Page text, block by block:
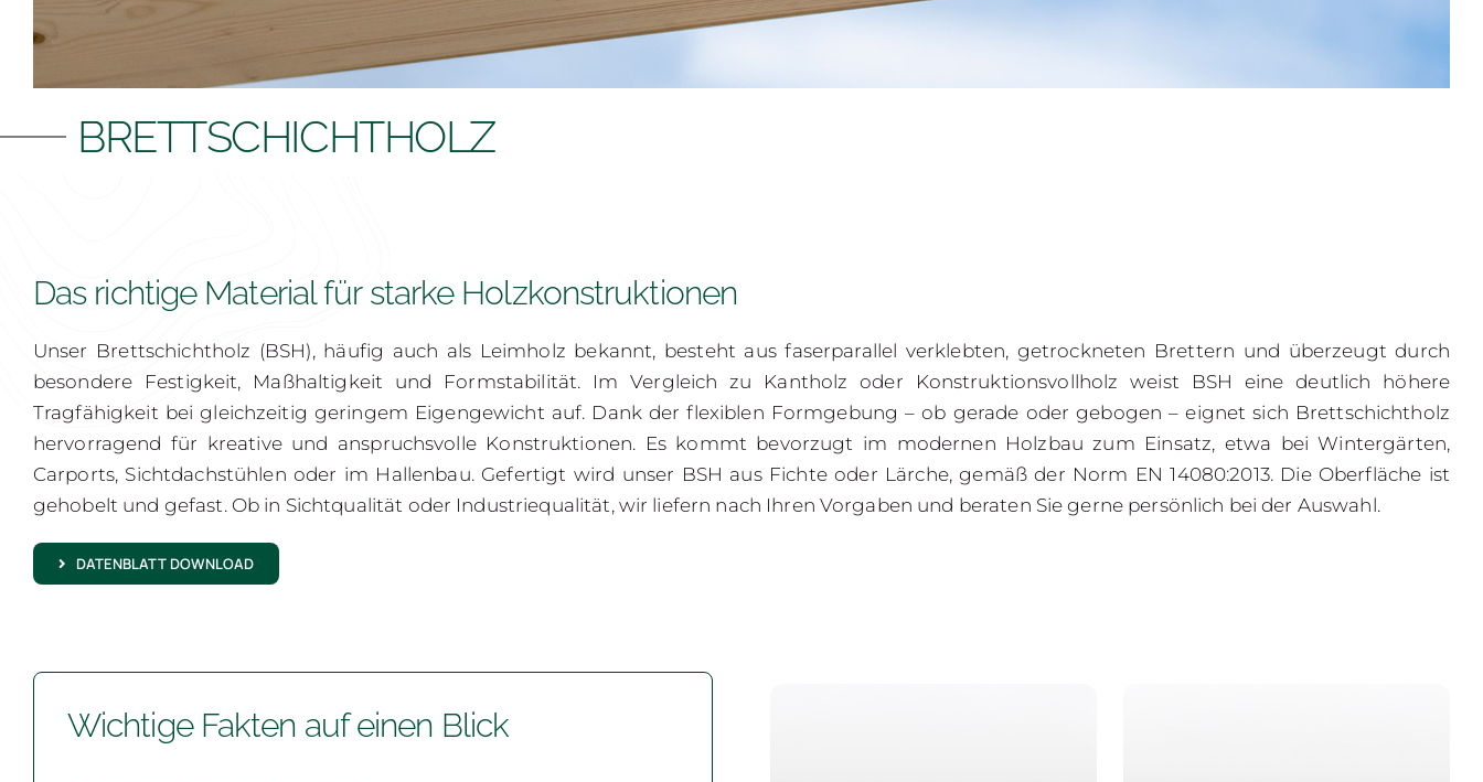
BRETTSCHICHTHOLZ
Das richtige Material für starke Holzkonstruktionen
Unser Brettschichtholz (BSH), häufig auch als Leimholz bekannt, besteht aus faserparallel verklebten, getrockneten Brettern und überzeugt durch
besondere Festigkeit, Maßhaltigkeit und Formstabilität. Im Vergleich zu Kantholz oder Konstruktionsvollholz weist BSH eine deutlich höhere
Tragfähigkeit bei gleichzeitig geringem Eigengewicht auf. Dank der flexiblen Formgebung – ob gerade oder gebogen – eignet sich Brettschichtholz
hervorragend für kreative und anspruchsvolle Konstruktionen. Es kommt bevorzugt im modernen Holzbau zum Einsatz, etwa bei Wintergärten,
Carports, Sichtdachstühlen oder im Hallenbau. Gefertigt wird unser BSH aus Fichte oder Lärche, gemäß der Norm EN 14080:2013. Die Oberfläche ist
gehobelt und gefast. Ob in Sichtqualität oder Industriequalität, wir liefern nach Ihren Vorgaben und beraten Sie gerne persönlich bei der Auswahl.
DATENBLATT DOWNLOAD
Wichtige Fakten auf einen Blick